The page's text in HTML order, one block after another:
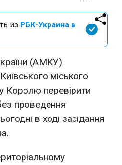
из РБК-Украина в
(АМКУ)
міського
Королю перевірити
проведення
в ході засідання